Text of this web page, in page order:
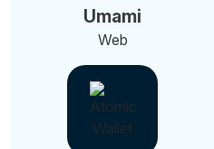
Umami
Web